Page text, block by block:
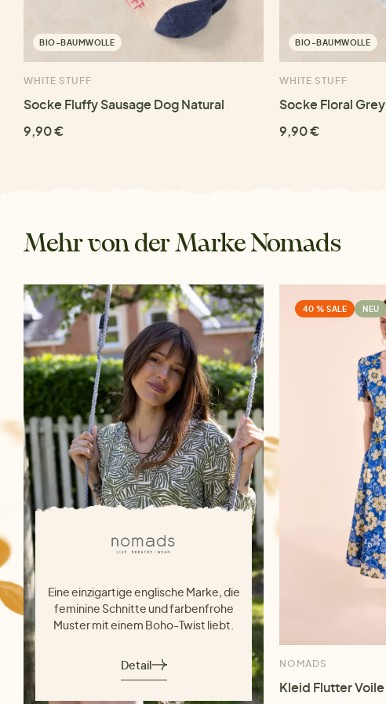
BIO-BAUMWOLLE
WHITE STUFF
Socke Fluffy Sausage Dog Natural
9,90 €
BIO-BAUMWOLLE
WHITE STUFF
Socke Floral Grey
9,90 €
Mehr von der Marke Nomads
Eine einzigartige englische Marke, die
feminine Schnitte und farbenfrohe
Muster mit einem Boho-Twist liebt.
Detail
40 % SALE NEU
NOMADS
Kleid Flutter Voile